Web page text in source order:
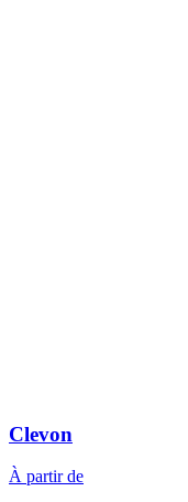
Clevon
À partir de